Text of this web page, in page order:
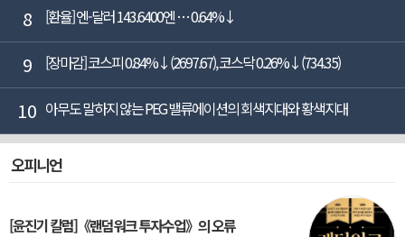
8 [환율] 엔-달러 143.6400엔 … 0.64%↓
9 [장마감] 코스피 0.84%↓(2697.67), 코스닥 0.26%↓(734.35)
10 아무도 말하지 않는 PEG 밸류에이션의 회색지대와 황색지대
오피니언
[윤진기 칼럼]《랜덤워크 투자수업》의 오류